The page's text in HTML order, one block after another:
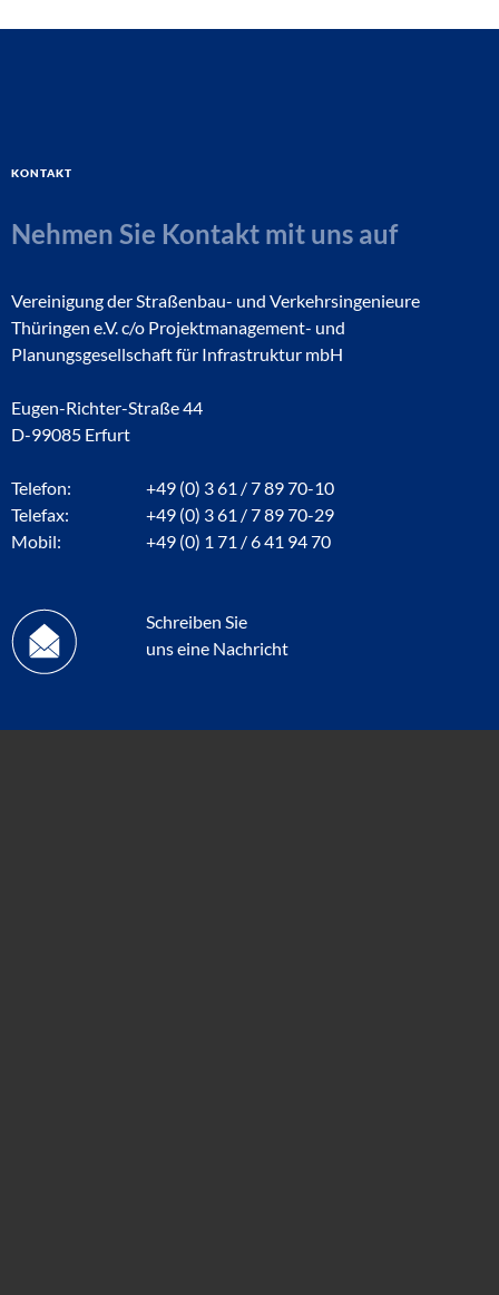
Kontakt
Nehmen Sie Kontakt mit uns auf
Vereinigung der Straßenbau- und Verkehrsingenieure
Thüringen e.V. c/o Projektmanagement- und
Planungsgesellschaft für Infrastruktur mbH
Eugen-Richter-Straße 44
D-99085 Erfurt
Telefon:
+49 (0) 3 61 / 7 89 70-10
Telefax:
+49 (0) 3 61 / 7 89 70-29
Mobil:
+49 (0) 1 71 / 6 41 94 70
Schreiben Sie
uns eine Nachricht